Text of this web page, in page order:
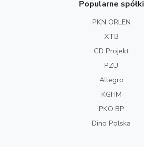
Popularne spółki
PKN ORLEN
XTB
CD Projekt
PZU
Allegro
KGHM
PKO BP
Dino Polska